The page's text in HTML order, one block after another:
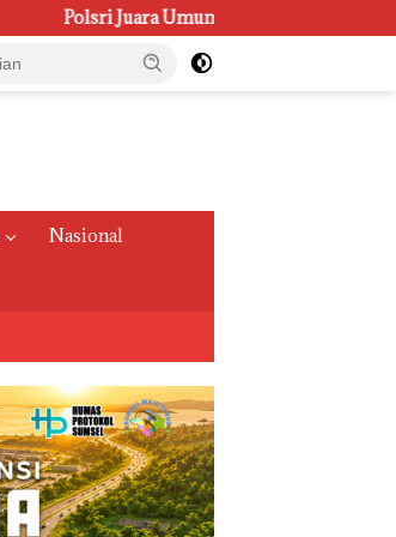
XV, Raih 60 Medali dan Ukir Gelar
Nasional